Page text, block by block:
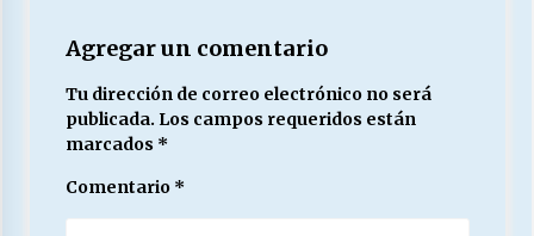
Agregar un comentario
Tu dirección de correo electrónico no será
publicada. Los campos requeridos están
marcados *
Comentario *